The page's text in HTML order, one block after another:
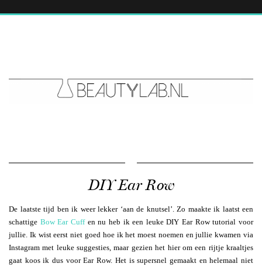
DIY Ear Row
De laatste tijd ben ik weer lekker ‘aan de knutsel’. Zo maakte ik laatst een
schattige Bow Ear Cuffen nu heb ik een leuke DIY Ear Row tutorial voor
jullie. Ik wist eerst niet goed hoe ik het moest noemen en jullie kwamen via
Instagram met leuke suggesties, maar gezien het hier om een rijtje kraaltjes
gaat koos ik dus voor Ear Row. Het is supersnel gemaakt en helemaal niet